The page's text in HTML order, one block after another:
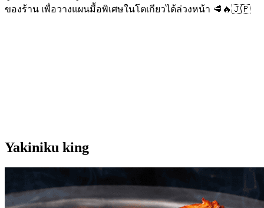
ของร้าน เพื่อวางแผนมื้อพิเศษในโตเกียวได้ล่วงหน้า 🥩🔥🇯🇵
Yakiniku king